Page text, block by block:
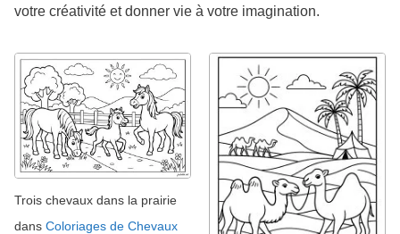
votre créativité et donner vie à votre imagination.
Trois chevaux dans la prairie
dans Coloriages de Chevaux